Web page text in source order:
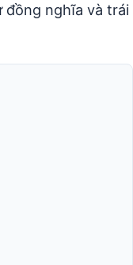
đồng nghĩa và trái